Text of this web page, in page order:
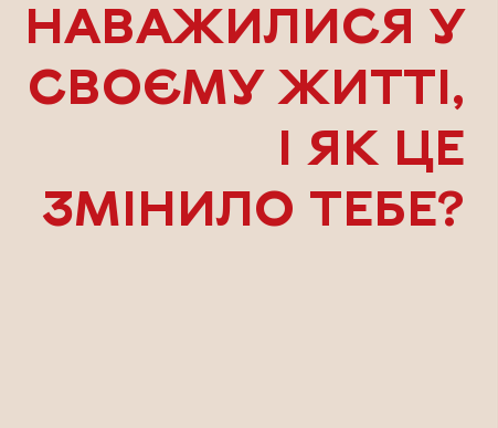
НАВАЖИЛИСЯ У
СВОЄМУ ЖИТТІ,
І ЯК ЦЕ
ЗМІНИЛО ТЕБЕ?